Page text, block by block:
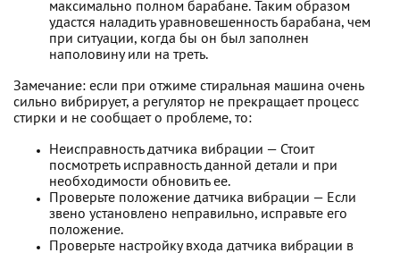
максимально полном барабане. Таким образом
удастся наладить уравновешенность барабана, чем
при ситуации, когда бы он был заполнен
наполовину или на треть.
Замечание: если при отжиме стиральная машина очень
сильно вибрирует, а регулятор не прекращает процесс
стирки и не сообщает о проблеме, то:
Неисправность датчика вибрации — Стоит
посмотреть исправность данной детали и при
необходимости обновить ее.
Проверьте положение датчика вибрации — Если
звено установлено неправильно, исправьте его
положение.
Проверьте настройку входа датчика вибрации в